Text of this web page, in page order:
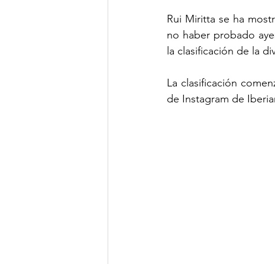
Rui Miritta se ha
no haber probado
la clasificación de la
La clasificación
de Instagram de